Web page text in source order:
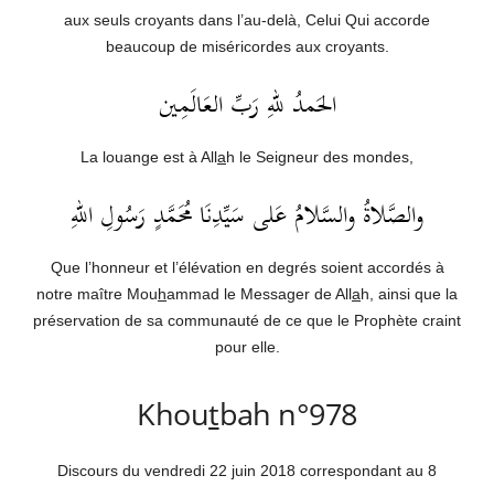
aux seuls croyants dans l’au-delà, Celui Qui accorde
beaucoup de miséricordes aux croyants.
الحَمدُ للهِ رَبِّ العَالَمِين
La louange est à Allah le Seigneur des mondes,
والصَّلاةُ والسَّلامُ عَلى سَيِّدِنَا مُحَمَّدٍ رَسُولِ اللهِ
Que l’honneur et l’élévation en degrés soient accordés à
notre maître Mouhammad le Messager de Allah, ainsi que la
préservation de sa communauté de ce que le Prophète craint
pour elle.
Khoutbah n°978
Discours du vendredi 22 juin 2018 correspondant au 8